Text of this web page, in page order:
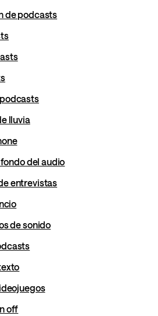
de podcasts
lluvia
del audio
entrevistas
de sonido
off